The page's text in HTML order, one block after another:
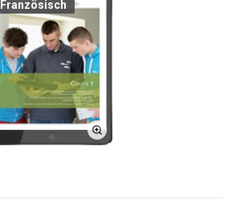
Französisch